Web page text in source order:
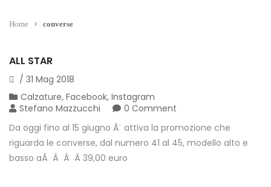
Home converse
ALL STAR
/ 31 Mag 2018
Calzature, Facebook, Instagram
Stefano Mazzucchi
0 Comment
Da oggi fino al 15 giugno Ã¨ attiva la promozione che
riguarda le converse, dal numero 41 al 45, modello alto e
basso aÂ Â Â Â 39,00 euro